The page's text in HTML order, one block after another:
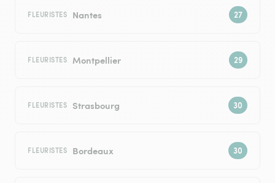
FLEURISTES Nantes
FLEURISTES Montpellier
FLEURISTES Strasbourg
FLEURISTES Bordeaux